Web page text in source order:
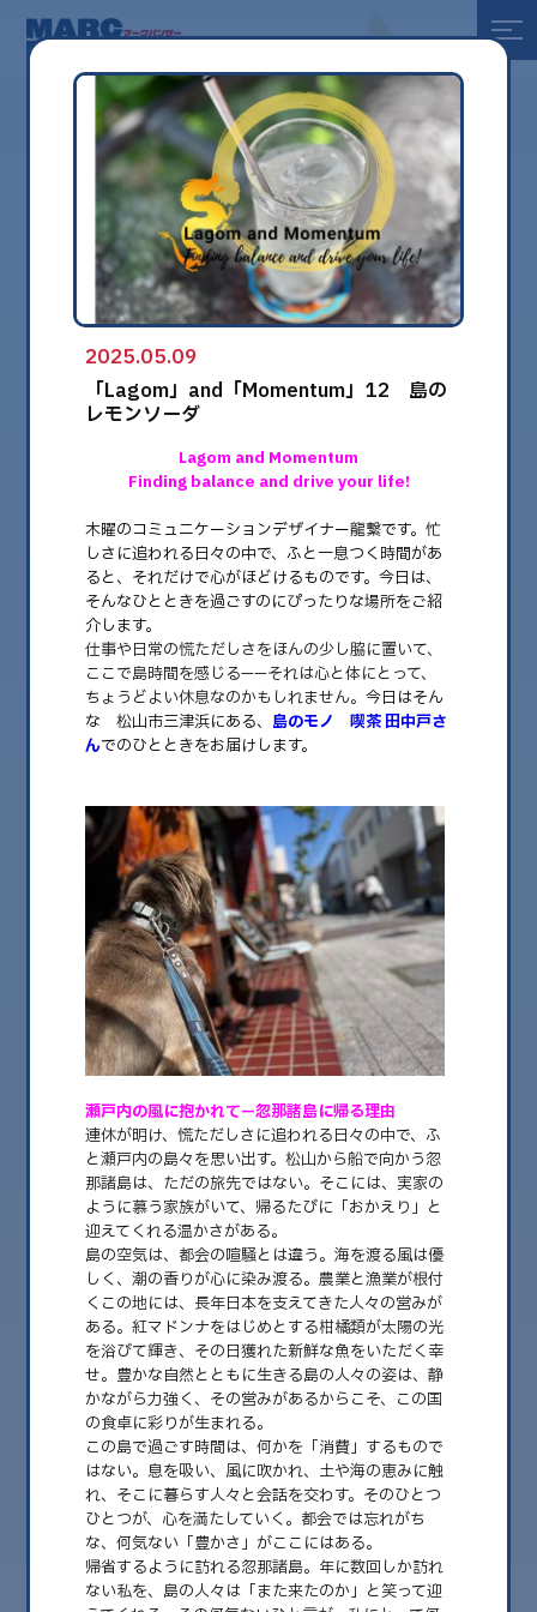
全て
健康
美容
環境
globe
2025.05.09
「Lagom」and「Momentum」12 島のレモ
ンソーダ
Lagom and Momentum Finding balance and drive your ……
2026.08
2026.07
2026.06
2026.05
2026.04
2026.03
2026.02
2026.01
2025.12
2025.11
2025.10
2025.09
2025.05.09
「Lagom」and「Momentum」12 島の
レモンソーダ
Lagom and Momentum
Finding balance and drive your life!
木曜のコミュニケーションデザイナー龍繋です。忙
しさに追われる日々の中で、ふと一息つく時間があ
ると、それだけで心がほどけるものです。今日は、
そんなひとときを過ごすのにぴったりな場所をご紹
介します。
仕事や日常の慌ただしさをほんの少し脇に置いて、
ここで島時間を感じる——それは心と体にとって、
ちょうどよい休息なのかもしれません。今日はそん
な 松山市三津浜にある、 島のモノ 喫茶 田中戸さ
んでのひとときをお届けします。
瀬戸内の風に抱かれて—忽那諸島に帰る理由
連休が明け、慌ただしさに追われる日々の中で、ふ
と瀬戸内の島々を思い出す。松山から船で向かう忽
那諸島は、ただの旅先ではない。そこには、実家の
ように慕う家族がいて、帰るたびに「おかえり」と
迎えてくれる温かさがある。
島の空気は、都会の喧騒とは違う。海を渡る風は優
しく、潮の香りが心に染み渡る。農業と漁業が根付
くこの地には、長年日本を支えてきた人々の営みが
ある。紅マドンナをはじめとする柑橘類が太陽の光
を浴びて輝き、その日獲れた新鮮な魚をいただく幸
せ。豊かな自然とともに生きる島の人々の姿は、静
かながら力強く、その営みがあるからこそ、この国
の食卓に彩りが生まれる。
この島で過ごす時間は、何かを「消費」するもので
はない。息を吸い、風に吹かれ、土や海の恵みに触
れ、そこに暮らす人々と会話を交わす。そのひとつ
ひとつが、心を満たしていく。都会では忘れがち
な、何気ない「豊かさ」がここにはある。
帰省するように訪れる忽那諸島。年に数回しか訪れ
ない私を、島の人々は「また来たのか」と笑って迎